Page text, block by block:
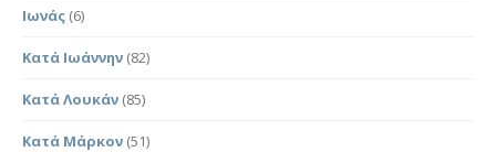
Ιωνάς (6)
Κατά Ιωάννην (82)
Κατά Λουκάν (85)
Κατά Μάρκον (51)